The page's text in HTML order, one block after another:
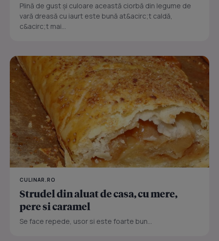
Plină de gust și culoare această ciorbă din legume de
vară dreasă cu iaurt este bună at&acirc;t caldă,
c&acirc;t mai...
CULINAR.RO
Strudel din aluat de casa, cu mere,
pere si caramel
Se face repede, usor si este foarte bun...